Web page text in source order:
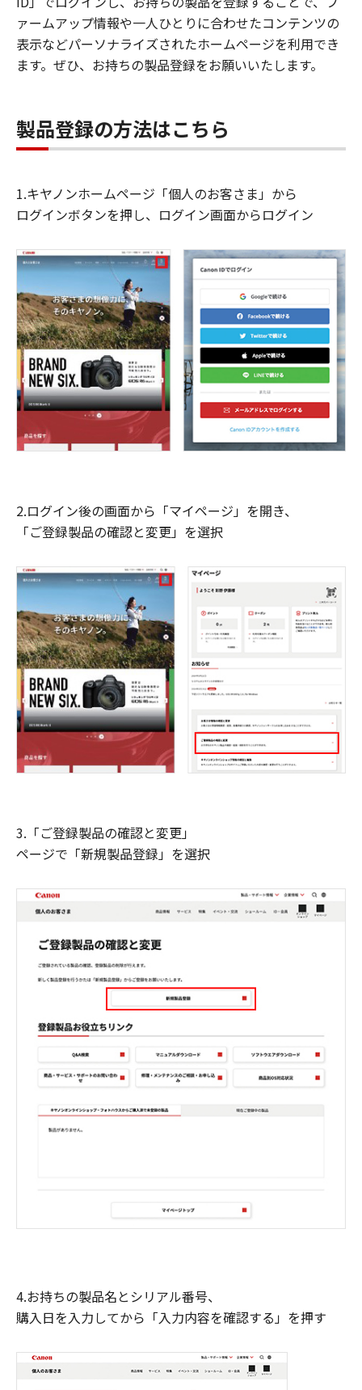
ァームアップ情報や一人ひとりに合わせたコンテンツの
表示などパーソナライズされたホームページを利用でき
ます。ぜひ、お持ちの製品登録をお願いいたします。
製品登録の方法はこちら
1.キヤノンホームページ「個人のお客さま」から
ログインボタンを押し、ログイン画面からログイン
2.ログイン後の画面から「マイページ」を開き、
「ご登録製品の確認と変更」を選択
3.「ご登録製品の確認と変更」
ページで「新規製品登録」を選択
4.お持ちの製品名とシリアル番号、
購入日を入力してから「入力内容を確認する」を押す